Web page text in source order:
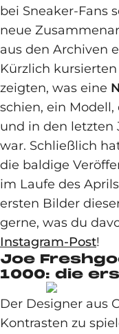
bei Sneaker-Fans
neue
aus den Archiven
Kürzlich
zeigten, was eine
schien, ein Modell,
und in den letzten
war. Schließlich
die baldige
im Laufe des
ersten Bilder
gerne, was du
Instagram-Post!
Joe
1000: die
Der Designer aus
Kontrasten zu